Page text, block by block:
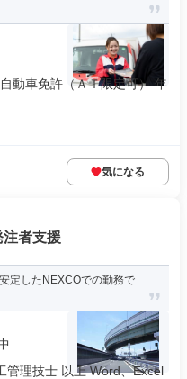
動車免許（ＡＴ限定可） 年
気になる
者支援
定したNEXCOでの勤務で
理技士 以上 Word、Excel